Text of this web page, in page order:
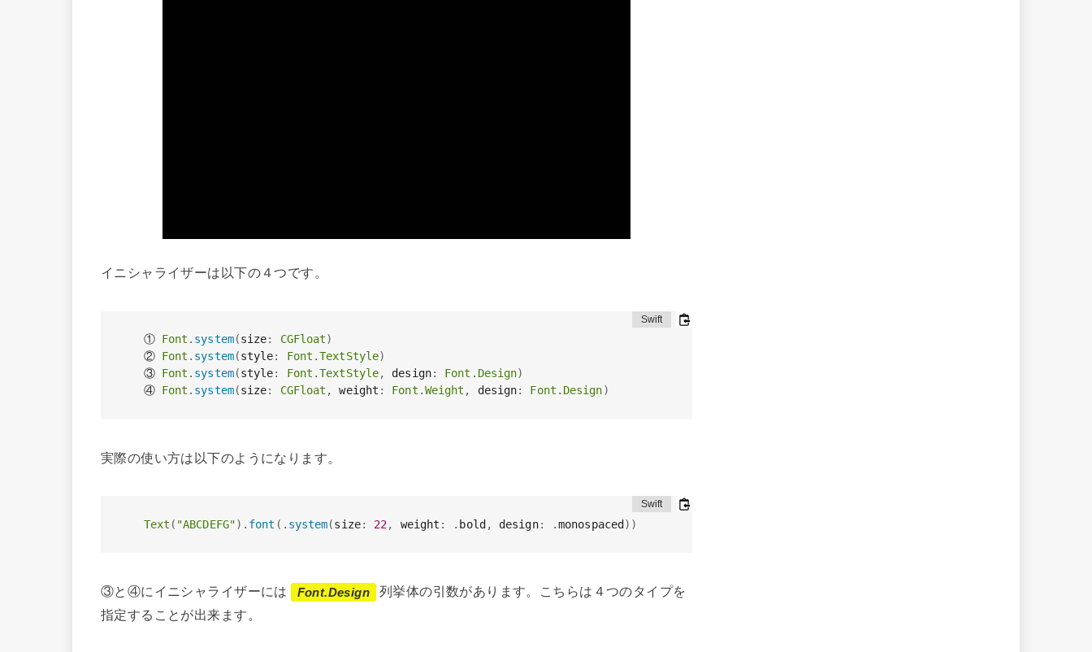
イニシャライザーは以下の４つです。
① Font . system(size: CGFloat)
② Font . system(style: Font .TextStyle)
③ Font . system(style: Font .TextStyle, design: Font . Design)
④ Font . system(size: CGFloat , weight : Font .Weight , design: Font . Design)
実際の使い方は以下のようになります。
Text ( "ABCDEFG") . font ( . system(size: 22, weight : . bold , design: .monospaced ) )
③と④にイニシャライザーには Font.Design
列挙体の引数があります。こちらは４つのタイプを
指定することが出来ます。